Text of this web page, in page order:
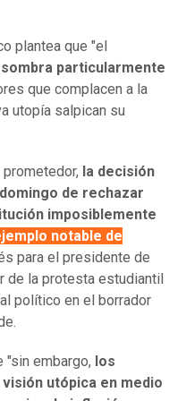
plantea que "el
particularmente
que complacen a la
utopía salpican su
la decisión
de rechazar
imposiblemente
notable de
para el presidente de
de la protesta estudiantil
político en el borrador
"sin embargo, los
utópica en medio